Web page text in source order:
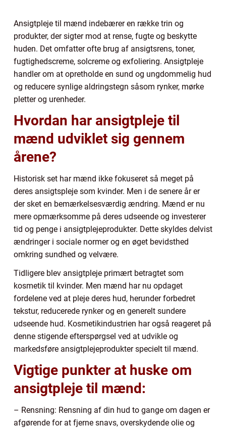
Ansigtpleje til mænd indebærer en række trin og
produkter, der sigter mod at rense, fugte og beskytte
huden. Det omfatter ofte brug af ansigtsrens, toner,
fugtighedscreme, solcreme og exfoliering. Ansigtpleje
handler om at opretholde en sund og ungdommelig hud
og reducere synlige aldringstegn såsom rynker, mørke
pletter og urenheder.
Hvordan har ansigtpleje til
mænd udviklet sig gennem
årene?
Historisk set har mænd ikke fokuseret så meget på
deres ansigtspleje som kvinder. Men i de senere år er
der sket en bemærkelsesværdig ændring. Mænd er nu
mere opmærksomme på deres udseende og investerer
tid og penge i ansigtplejeprodukter. Dette skyldes delvist
ændringer i sociale normer og en øget bevidsthed
omkring sundhed og velvære.
Tidligere blev ansigtpleje primært betragtet som
kosmetik til kvinder. Men mænd har nu opdaget
fordelene ved at pleje deres hud, herunder forbedret
tekstur, reducerede rynker og en generelt sundere
udseende hud. Kosmetikindustrien har også reageret på
denne stigende efterspørgsel ved at udvikle og
markedsføre ansigtplejeprodukter specielt til mænd.
Vigtige punkter at huske om
ansigtpleje til mænd:
– Rensning: Rensning af din hud to gange om dagen er
afgørende for at fjerne snavs, overskydende olie og